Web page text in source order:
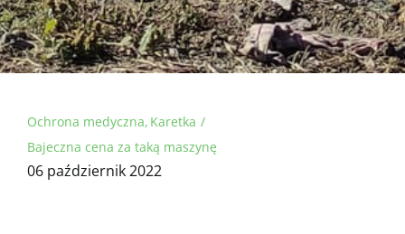
Ochrona medyczna Karetka
Bajeczna cena za taką maszynę
06 październik 2022